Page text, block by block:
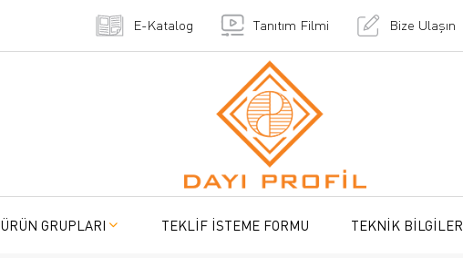
E-Katalog Tanıtım Filmi Bize Ulaşın
ÜRÜN GRUPLARI TEKLİF İSTEME FORMU TEKNİK BİLGİLER